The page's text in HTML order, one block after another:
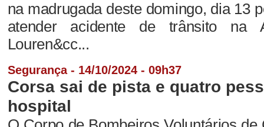
na madrugada deste domingo, dia 13
atender acidente de trânsito na
Louren&cc...
Segurança - 14/10/2024 - 09h37
Corsa sai de pista e quatro
hospital